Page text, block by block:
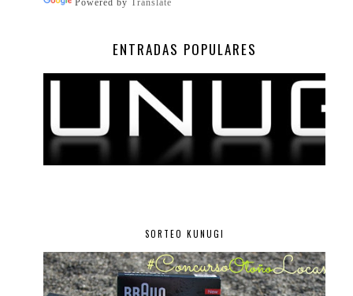
Powered by Translate
ENTRADAS POPULARES
SORTEO KUNUGI